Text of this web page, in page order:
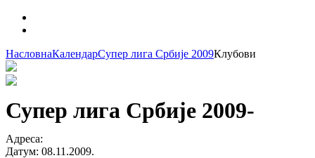
НасловнаКалендарСупер лига Србије 2009Клубови
Супер лига Србије 2009-
Адреса:
Датум: 08.11.2009.